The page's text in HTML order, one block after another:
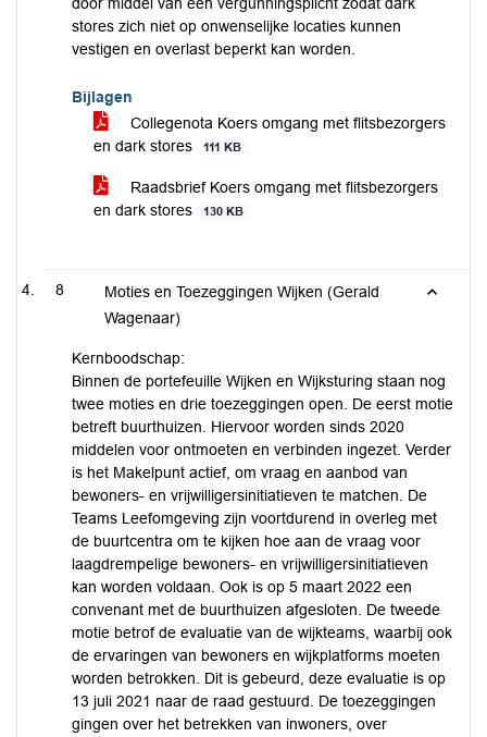
stores zich niet op onwenselijke locaties kunnen
vestigen en overlast beperkt kan worden.
Bijlagen
Collegenota Koers omgang met flitsbezorgers
en dark stores
111 KB
Raadsbrief Koers omgang met flitsbezorgers
en dark stores
130 KB
8
Moties en Toezeggingen Wijken (Gerald
Wagenaar)
Kernboodschap:
Binnen de portefeuille Wijken en Wijksturing staan nog
twee moties en drie toezeggingen open. De eerst motie
betreft buurthuizen. Hiervoor worden sinds 2020
middelen voor ontmoeten en verbinden ingezet. Verder
is het Makelpunt actief, om vraag en aanbod van
bewoners- en vrijwilligersinitiatieven te matchen. De
Teams Leefomgeving zijn voortdurend in overleg met
de buurtcentra om te kijken hoe aan de vraag voor
laagdrempelige bewoners- en vrijwilligersinitiatieven
kan worden voldaan. Ook is op 5 maart 2022 een
convenant met de buurthuizen afgesloten. De tweede
motie betrof de evaluatie van de wijkteams, waarbij ook
de ervaringen van bewoners en wijkplatforms moeten
worden betrokken. Dit is gebeurd, deze evaluatie is op
13 juli 2021 naar de raad gestuurd. De toezeggingen
gingen over het betrekken van inwoners, over